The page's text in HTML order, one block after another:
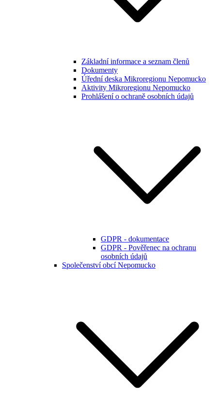
Základní informace a seznam členů
Dokumenty
Úřední deska Mikroregionu Nepomucko
Aktivity Mikroregionu Nepomucko
Prohlášení o ochraně osobních údajů
GDPR - dokumentace
GDPR - Pověřenec na ochranu
osobních údajů
Společenství obcí Nepomucko